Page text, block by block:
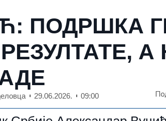
ПОДРШКА
А
29.06.2026. 09:00